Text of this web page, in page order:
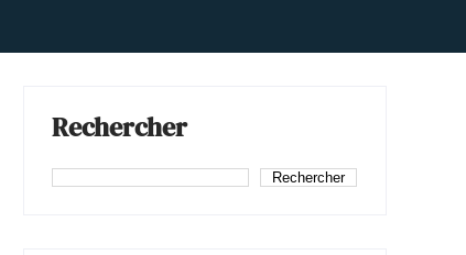
Rechercher
Rechercher